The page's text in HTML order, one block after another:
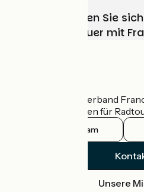
Wählen, bereiten Sie
Ihr Radabenteuer mit
Der nationale Verband
offizielle Leitfaden für
Instagram
Unsere